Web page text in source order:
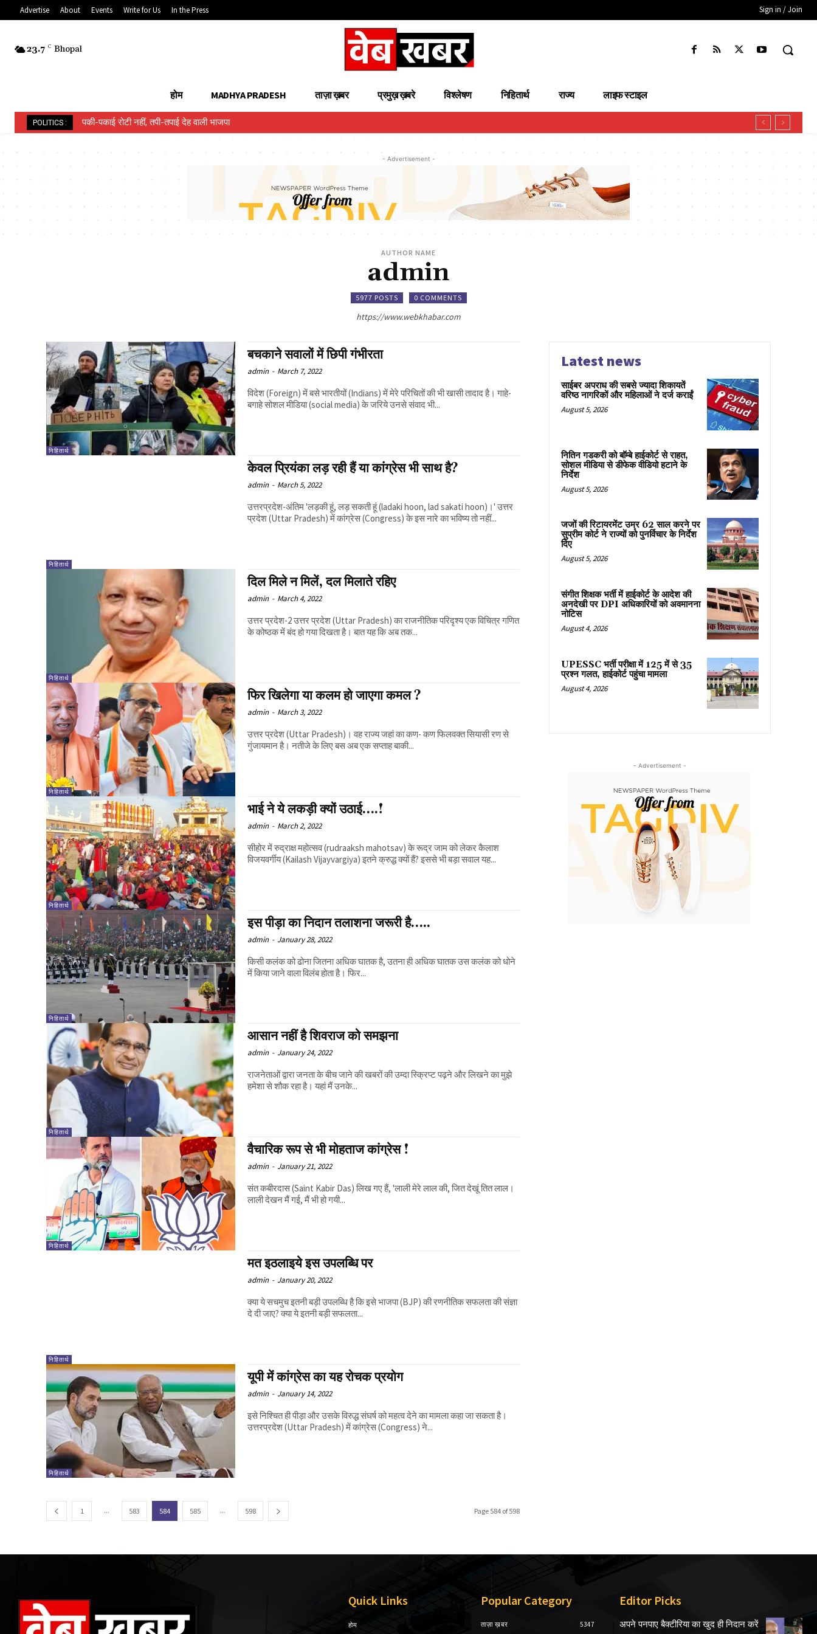
Advertise About Events Write for Us In the Press Sign in / Join
23.7 C Bhopal
होम MADHYA PRADESH ताज़ा ख़बर प्रमुख़ ख़बरे विश्लेषण निहितार्थ राज्य लाइफ स्टाइल
POLITICS : पकी-पकाई रोटी नहीं, तपी-तपाई देह वाली भाजपा
- Advertisement -
AUTHOR NAME
admin
5977 POSTS 0 COMMENTS
https://www.webkhabar.com
निहितार्थ
बचकाने सवालों में छिपी गंभीरता
admin - March 7, 2022
विदेश (Foreign) में बसे भारतीयों (Indians) में मेरे परिचितों की भी खासी तादाद है। गाहे-
बगाहे सोशल मीडिया (social media) के जरिये उनसे संवाद भी...
निहितार्थ
केवल प्रियंका लड़ रही हैं या कांग्रेस भी साथ है?
admin - March 5, 2022
उत्तरप्रदेश-अंतिम 'लड़की हूं, लड़ सकती हूं (ladaki hoon, lad sakati hoon)।' उत्तर
प्रदेश (Uttar Pradesh) में कांग्रेस (Congress) के इस नारे का भविष्य तो नहीं...
निहितार्थ
दिल मिले न मिलें, दल मिलाते रहिए
admin - March 4, 2022
उत्तर प्रदेश-2 उत्तर प्रदेश (Uttar Pradesh) का राजनीतिक परिदृश्य एक विचित्र गणित
के कोष्ठक में बंद हो गया दिखता है। बात यह कि अब तक...
निहितार्थ
फिर खिलेगा या कलम हो जाएगा कमल ?
admin - March 3, 2022
उत्तर प्रदेश (Uttar Pradesh)। वह राज्य जहां का कण- कण फिलवक्त सियासी रण से
गुंजायमान है। नतीजे के लिए बस अब एक सप्ताह बाकी...
निहितार्थ
भाई ने ये लकड़ी क्यों उठाई….!
admin - March 2, 2022
सीहोर में रुद्राक्ष महोत्सव (rudraaksh mahotsav) के रूद्र जाम को लेकर कैलाश
विजयवर्गीय (Kailash Vijayvargiya) इतने क्रुद्ध क्यों हैं? इससे भी बड़ा सवाल यह...
निहितार्थ
इस पीड़ा का निदान तलाशना जरूरी है…..
admin - January 28, 2022
किसी कलंक को ढोना जितना अधिक घातक है, उतना ही अधिक घातक उस कलंक को धोने
में किया जाने वाला विलंब होता है। फिर...
निहितार्थ
आसान नहीं है शिवराज को समझना
admin - January 24, 2022
राजनेताओं द्वारा जनता के बीच जाने की खबरों की उम्दा स्क्रिप्ट पढ़ने और लिखने का मुझे
हमेशा से शौक रहा है। यहां मैं उनके...
निहितार्थ
वैचारिक रूप से भी मोहताज कांग्रेस !
admin - January 21, 2022
संत कबीरदास (Saint Kabir Das) लिख गए हैं, 'लाली मेरे लाल की, जित देखूं तित लाल।
लाली देखन मैं गई, मैं भी हो गयी...
निहितार्थ
मत इठलाइये इस उपलब्धि पर
admin - January 20, 2022
क्या ये सचमुच इतनी बड़ी उपलब्धि है कि इसे भाजपा (BJP) की रणनीतिक सफलता की संज्ञा
दे दी जाए? क्या ये इतनी बड़ी सफलता...
निहितार्थ
यूपी में कांग्रेस का यह रोचक प्रयोग
admin - January 14, 2022
इसे निश्चित ही पीड़ा और उसके विरुद्ध संघर्ष को महत्व देने का मामला कहा जा सकता है।
उत्तरप्रदेश (Uttar Pradesh) में कांग्रेस (Congress) ने...
1 ... 583 584 585 ... 598 Page 584 of 598
Latest news
साईबर अपराध की सबसे ज्यादा शिकायतें
वरिष्ठ नागरिकों और महिलाओं ने दर्ज कराईं
August 5, 2026
नितिन गडकरी को बॉम्बे हाईकोर्ट से राहत,
सोशल मीडिया से डीफेक वीडियो हटाने के
निर्देश
August 5, 2026
जजों की रिटायरमेंट उम्र 62 साल करने पर
सुप्रीम कोर्ट ने राज्यों को पुनर्विचार के निर्देश
दिए
August 5, 2026
संगीत शिक्षक भर्ती में हाईकोर्ट के आदेश की
अनदेखी पर DPI अधिकारियों को अवमानना
नोटिस
August 4, 2026
UPESSC भर्ती परीक्षा में 125 में से 35
प्रश्न गलत, हाईकोर्ट पहुंचा मामला
August 4, 2026
- Advertisement -
Quick Links
होम
Popular Category
ताज़ा ख़बर 5347
Editor Picks
अपने पनपाए बैक्टीरिया का खुद ही निदान करें